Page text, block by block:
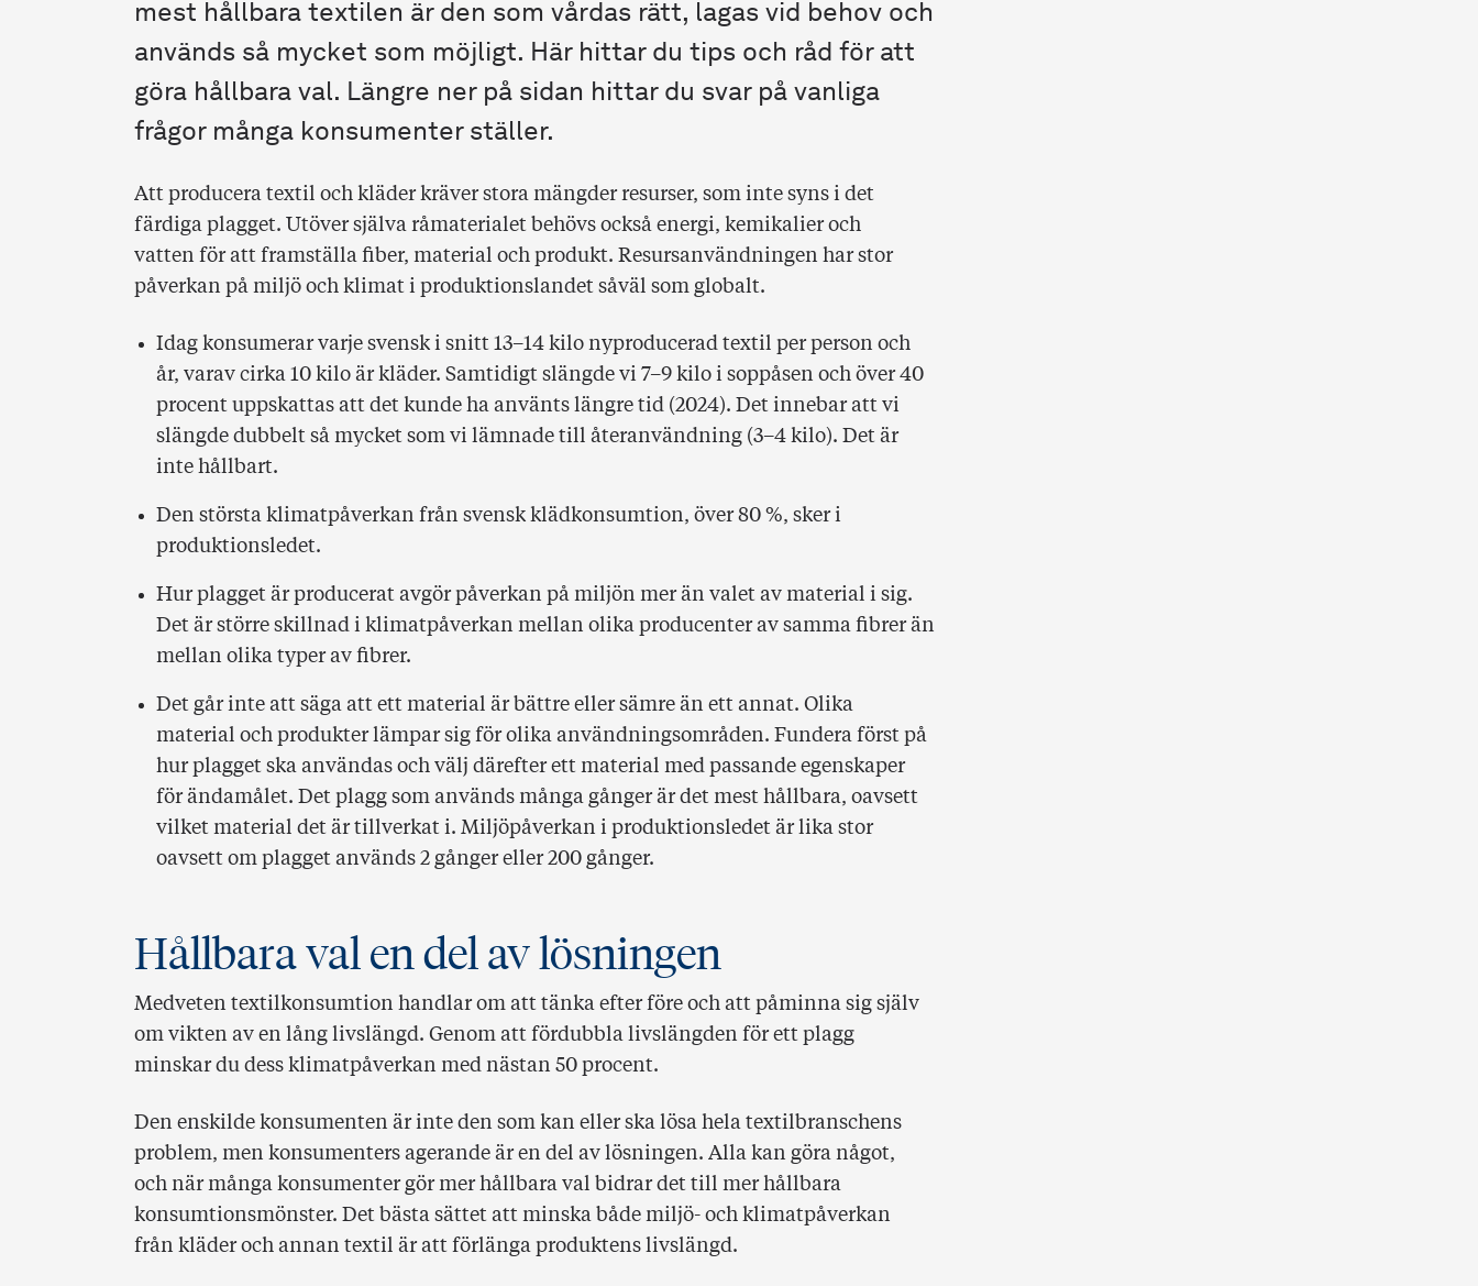
mest hållbara textilen är den som vårdas rätt, lagas vid behov och
används så mycket som möjligt. Här hittar du tips och råd för att
göra hållbara val. Längre ner på sidan hittar du svar på vanliga
frågor många konsumenter ställer.
Att producera textil och kläder kräver stora mängder resurser, som inte syns i det
färdiga plagget. Utöver själva råmaterialet behövs också energi, kemikalier och
vatten för att framställa fiber, material och produkt. Resursanvändningen har stor
påverkan på miljö och klimat i produktionslandet såväl som globalt.
Idag konsumerar varje svensk i snitt 13–14 kilo nyproducerad textil per person och
år, varav cirka 10 kilo är kläder. Samtidigt slängde vi 7–9 kilo i soppåsen och över 40
procent uppskattas att det kunde ha använts längre tid (2024). Det innebar att vi
slängde dubbelt så mycket som vi lämnade till återanvändning (3–4 kilo). Det är
inte hållbart.
Den största klimatpåverkan från svensk klädkonsumtion, över 80 %, sker i
produktionsledet.
Hur plagget är producerat avgör påverkan på miljön mer än valet av material i sig.
Det är större skillnad i klimatpåverkan mellan olika producenter av samma fibrer än
mellan olika typer av fibrer.
Det går inte att säga att ett material är bättre eller sämre än ett annat. Olika
material och produkter lämpar sig för olika användningsområden. Fundera först på
hur plagget ska användas och välj därefter ett material med passande egenskaper
för ändamålet. Det plagg som används många gånger är det mest hållbara, oavsett
vilket material det är tillverkat i. Miljöpåverkan i produktionsledet är lika stor
oavsett om plagget används 2 gånger eller 200 gånger.
Hållbara val en del av lösningen
Medveten textilkonsumtion handlar om att tänka efter före och att påminna sig själv
om vikten av en lång livslängd. Genom att fördubbla livslängden för ett plagg
minskar du dess klimatpåverkan med nästan 50 procent.
Den enskilde konsumenten är inte den som kan eller ska lösa hela textilbranschens
problem, men konsumenters agerande är en del av lösningen. Alla kan göra något,
och när många konsumenter gör mer hållbara val bidrar det till mer hållbara
konsumtionsmönster. Det bästa sättet att minska både miljö- och klimatpåverkan
från kläder och annan textil är att förlänga produktens livslängd.